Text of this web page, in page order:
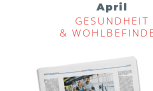
April
GESUNDHEIT
&